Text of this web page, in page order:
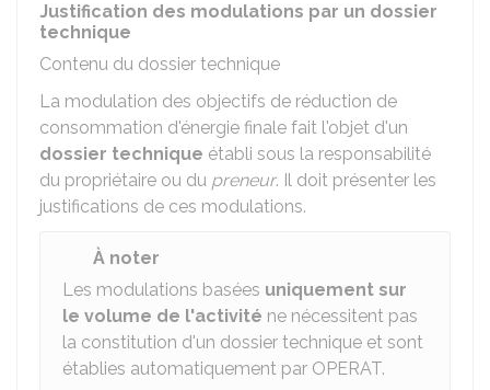
Justification des modulations par un dossier
technique
Contenu du dossier technique
La modulation des objectifs de réduction de
consommation d'énergie finale fait l'objet d'un
dossier technique établi sous la responsabilité
du propriétaire ou du preneur. Il doit présenter les
justifications de ces modulations.
À noter
Les modulations basées uniquement sur
le volume de l'activité ne nécessitent pas
la constitution d'un dossier technique et sont
établies automatiquement par OPERAT.